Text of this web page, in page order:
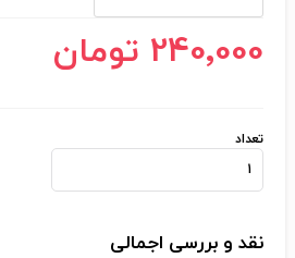
240٬000 تومان
تعداد
نقد و بررسی اجمالی